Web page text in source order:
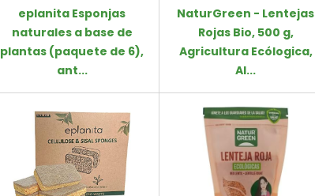
eplanita Esponjas
naturales a base de
plantas (paquete de 6),
ant...
NaturGreen - Lentejas
Rojas Bio, 500 g,
Agricultura Ecólogica,
Al...